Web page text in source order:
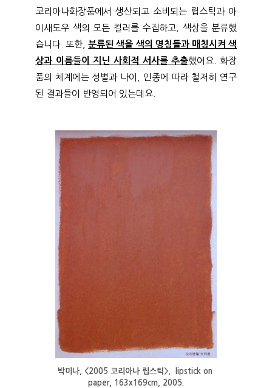
코리아나화장품에서 생산되고 소비되는 립스틱과 아
이새도우 색의 모든 컬러를 수집하고, 색상을 분류했
습니다. 또한,분류된 색을 색의 명칭들과 매칭시켜 색
상과 이름들이 지닌 사회적 서사를 추출했어요. 화장
품의 체계에는 성별과 나이, 인종에 따라 철저히 연구
된 결과들이 반영되어 있는데요.
박미나, <2005 코리아나 립스틱>,  lipstick on
paper, 163x169cm, 2005.